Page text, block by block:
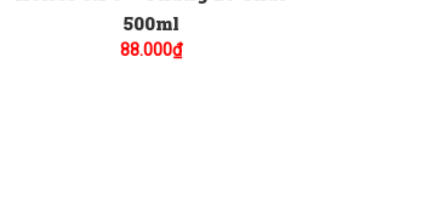
500ml
88.000₫